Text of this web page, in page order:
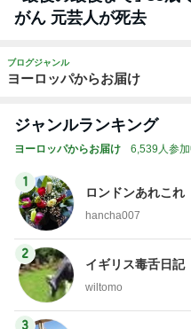
がん 元芸人が死去
ブログジャンル
ヨーロッパからお届け
ジャンルランキング
ヨーロッパからお届け 6,539人参
1
ロンドンあれこれ
hancha007
2
イギリス毒舌日記
wiltomo
3